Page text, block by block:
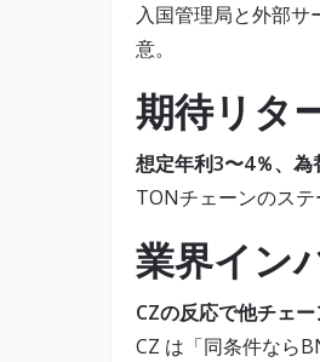
入国管理局と外部
意。
期待リタ
想定年利3〜4％、為
TONチェーンのステ
業界イン
CZの反応で他チェ
CZ は「同条件なら